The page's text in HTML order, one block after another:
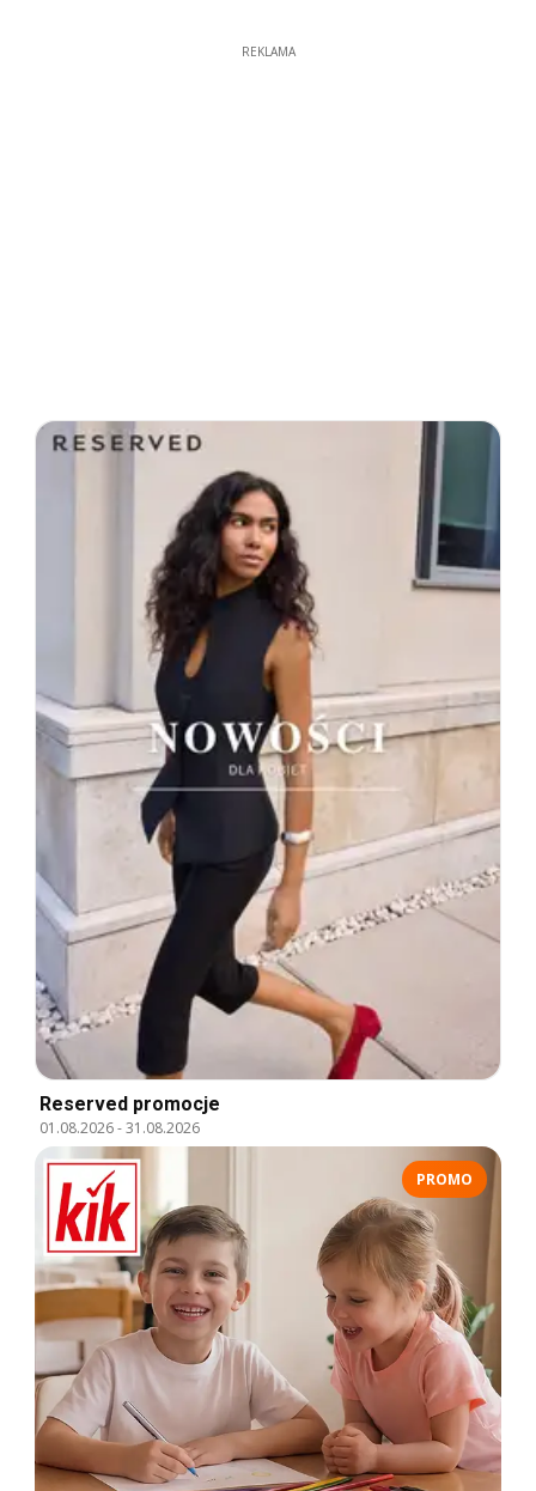
REKLAMA
Reserved promocje
01.08.2026-31.08.2026
PROMO